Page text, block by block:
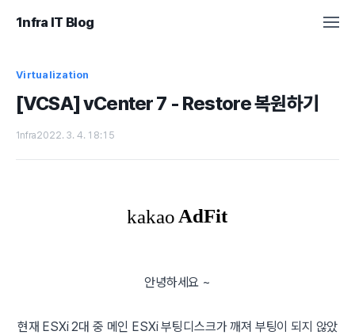
1nfra IT Blog
Virtualization
[VCSA] vCenter 7 - Restore 복원하기
1nfra2022. 3. 4. 18:15
안녕하세요 ~
현재 ESXi 2대 중 메인 ESXi 부팅디스크가 깨져 부팅이 되지 않았